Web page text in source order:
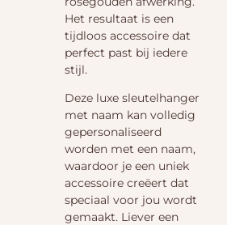
Het resultaat is een
tijdloos accessoire dat
perfect past bij iedere
stijl.
Deze luxe sleutelhanger
met naam kan volledig
gepersonaliseerd
worden met een naam,
waardoor je een uniek
accessoire creëert dat
speciaal voor jou wordt
gemaakt. Liever een